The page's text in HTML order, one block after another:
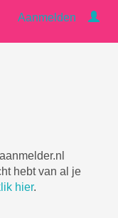
Aanmelden
hebt van al je
hier.